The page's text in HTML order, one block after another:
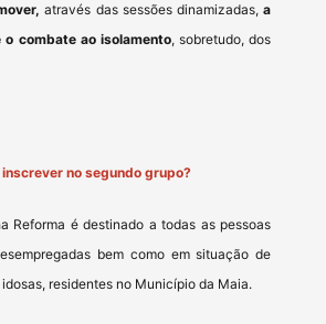
através das sessões dinamizadas,a
o combate ao isolamento, sobretudo, dos
no segundo grupo?
Reforma é destinado a todas as pessoas
bem como em situação de
residentes no Município da Maia.